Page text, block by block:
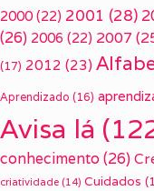
2000 (22) 2001 (28)
(26) 2006 (22) 2007
(17) 2012 (23)
Aprendizado (16)
Avisa lá
conhecimento(26)
criatividade (14) Cuidados